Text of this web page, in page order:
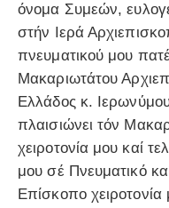
όνομα Συμεών,
στήν Ιερά
πνευματικού μου
Μακαριωτάτου
Ελλάδος κ.
πλαισιώνει τόν
χειροτονία μου καί
μου σέ Πνευματικό
Επίσκοπο χειροτονία